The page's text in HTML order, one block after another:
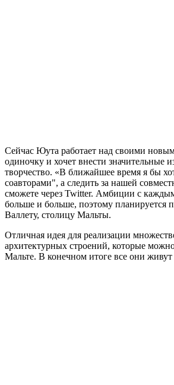
Сейчас Юута работает над своими
одиночку и хочет внести значительные
творчество. «В ближайшее время я бы
соавторами", а следить за нашей
сможете через Twitter. Амбиции с каждым
больше и больше, поэтому планируется
Валлету, столицу Мальты.
Отличная идея для реализации
архитектурных строений, которые
Мальте. В конечном итоге все они живут